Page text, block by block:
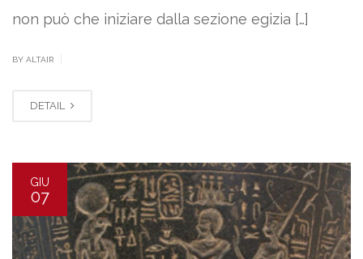
non può che iniziare dalla sezione egizia […]
BY ALTAIR
DETAIL
GIU
07